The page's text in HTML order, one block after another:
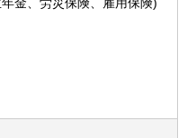
金、労災保険、雇用保険)